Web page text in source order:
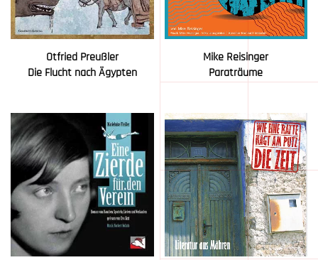
Otfried Preußler
Die Flucht nach Ägypten
Mike Reisinger
Paraträume